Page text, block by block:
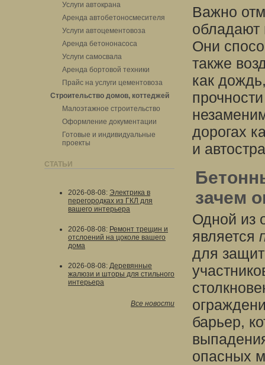
Услуги автокрана
Аренда автобетоносмесителя
Услуги автоцементовоза
Аренда бетононасоса
Услуги самосвала
Аренда бортовой техники
Прайс на услуги цементовоза
Строительство домов, коттеджей
Малоэтажное строительство
Оформление документации
Готовые и индивидуальные
проекты
СТАТЬИ
2026-08-08: Электрика в
перегородках из ГКЛ для
вашего интерьера
2026-08-08: Ремонт трещин и
отслоений на цоколе вашего
дома
2026-08-08: Деревянные
жалюзи и шторы для стильного
интерьера
Все новости
Важно
обладают
Они
также
как
дорогах
и
зачем
Одной из
является
для
барьер,
опасных